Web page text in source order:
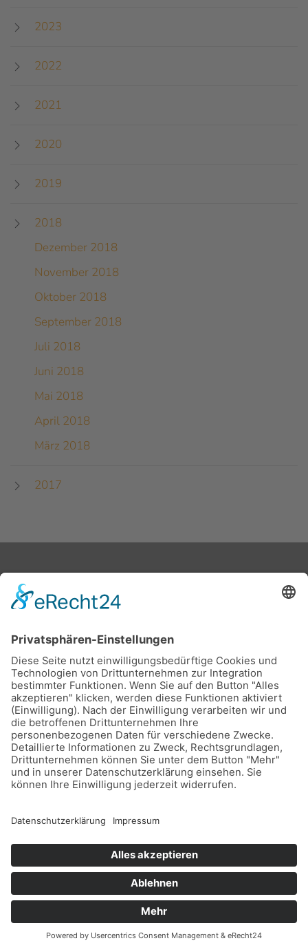
2023
2022
2021
2020
2019
2018
Dezember 2018
November 2018
Oktober 2018
September 2018
Juli 2018
Juni 2018
Mai 2018
April 2018
März 2018
2017
Stadtwerke Buxtehude GmbH, Ziegelkamp 8, 21614
Buxtehude
Karriere Downloads
Schlichtungsstelle
Vertrag kündigen
Sitemap
Leichte Sprache